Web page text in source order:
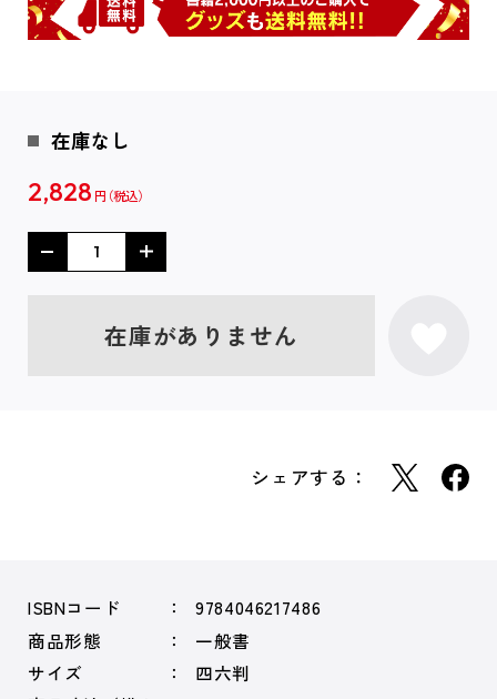
在庫なし
2,828 円
在庫がありません
シェアする：
ISBNコード
9784046217486
商品形態
一般書
サイズ
四六判